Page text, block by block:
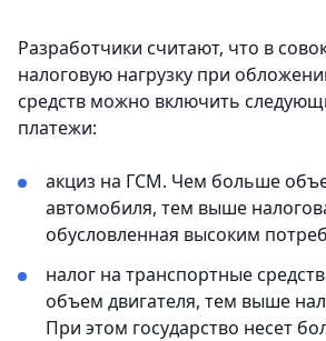
Разработчики считают, что в
налоговую нагрузку при
средств можно включить
платежи:
акциз на ГСМ. Чем больше
автомобиля, тем выше
обусловленная высоким
налог на транспортные
объем двигателя, тем выше
При этом государство несет